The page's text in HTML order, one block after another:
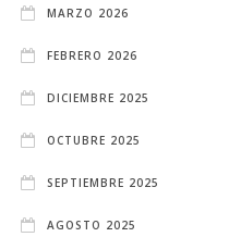
MARZO 2026
FEBRERO 2026
DICIEMBRE 2025
OCTUBRE 2025
SEPTIEMBRE 2025
AGOSTO 2025